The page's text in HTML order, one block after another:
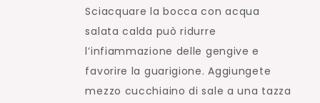
Sciacquare la bocca con acqua
salata calda può ridurre
l’infiammazione delle gengive e
favorire la guarigione. Aggiungete
mezzo cucchiaino di sale a una tazza